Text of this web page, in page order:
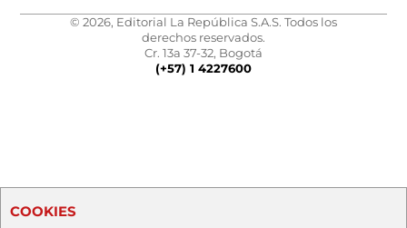
© 2026, Editorial La República S.A.S. Todos los
derechos reservados.
Cr. 13a 37-32, Bogotá
(+57) 1 4227600
COOKIES